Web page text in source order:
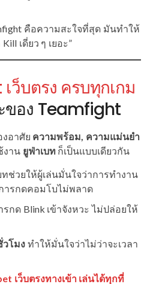
คือความสะใจที่สุด มันทำให้
เดี่ยว ๆ เยอะ”
ว็บตรง ครบทุกเกม
อง Teamfight
อาศัย ความพร้อม, ความแม่นยำ
งาน ยูฟ่าเบทก็เป็นแบบเดียวกัน
ทช่วยให้ผู้เล่นมั่นใจว่าการทำงาน
รกดคอมโบไม่พลาด
กด Blink เข้าจังหวะ ไม่ปล่อยให้
วโมง ทำให้มั่นใจว่าไม่ว่าจะเวลา
เว็บตรงทางเข้า เล่นได้ทุกที่